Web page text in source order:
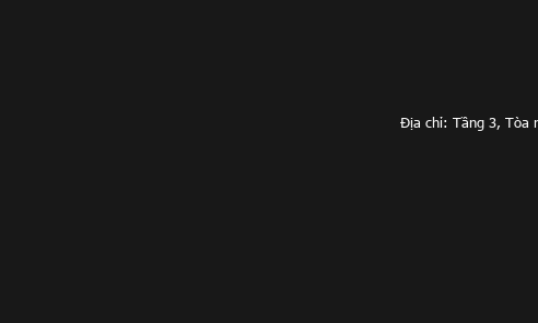
Địa chỉ: Tầng 3, Tòa